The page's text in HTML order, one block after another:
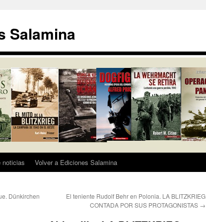
Salamina
noticias Volver a Ediciones Salamina
Dünkirchen
El teniente Rudolf Behr en Polonia. LA BLITZKRIEG
CONTADA POR SUS PROTAGONISTAS →